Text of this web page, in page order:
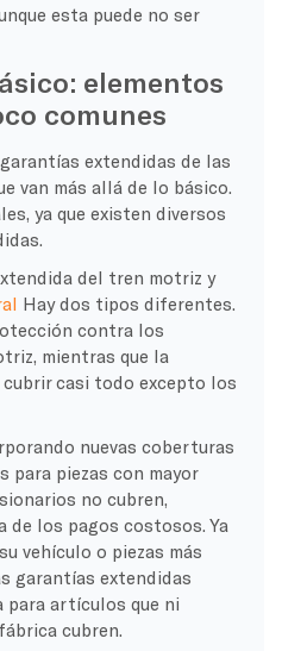
esta puede no ser
elementos
comunes
extendidas de las
van más allá de lo básico.
ya que existen diversos
del tren motriz y
Hay dos tipos diferentes.
contra los
mientras que la
casi todo excepto los
nuevas coberturas
para piezas con mayor
no cubren,
de los pagos costosos. Ya
vehículo o piezas más
garantías extendidas
para artículos que ni
cubren.